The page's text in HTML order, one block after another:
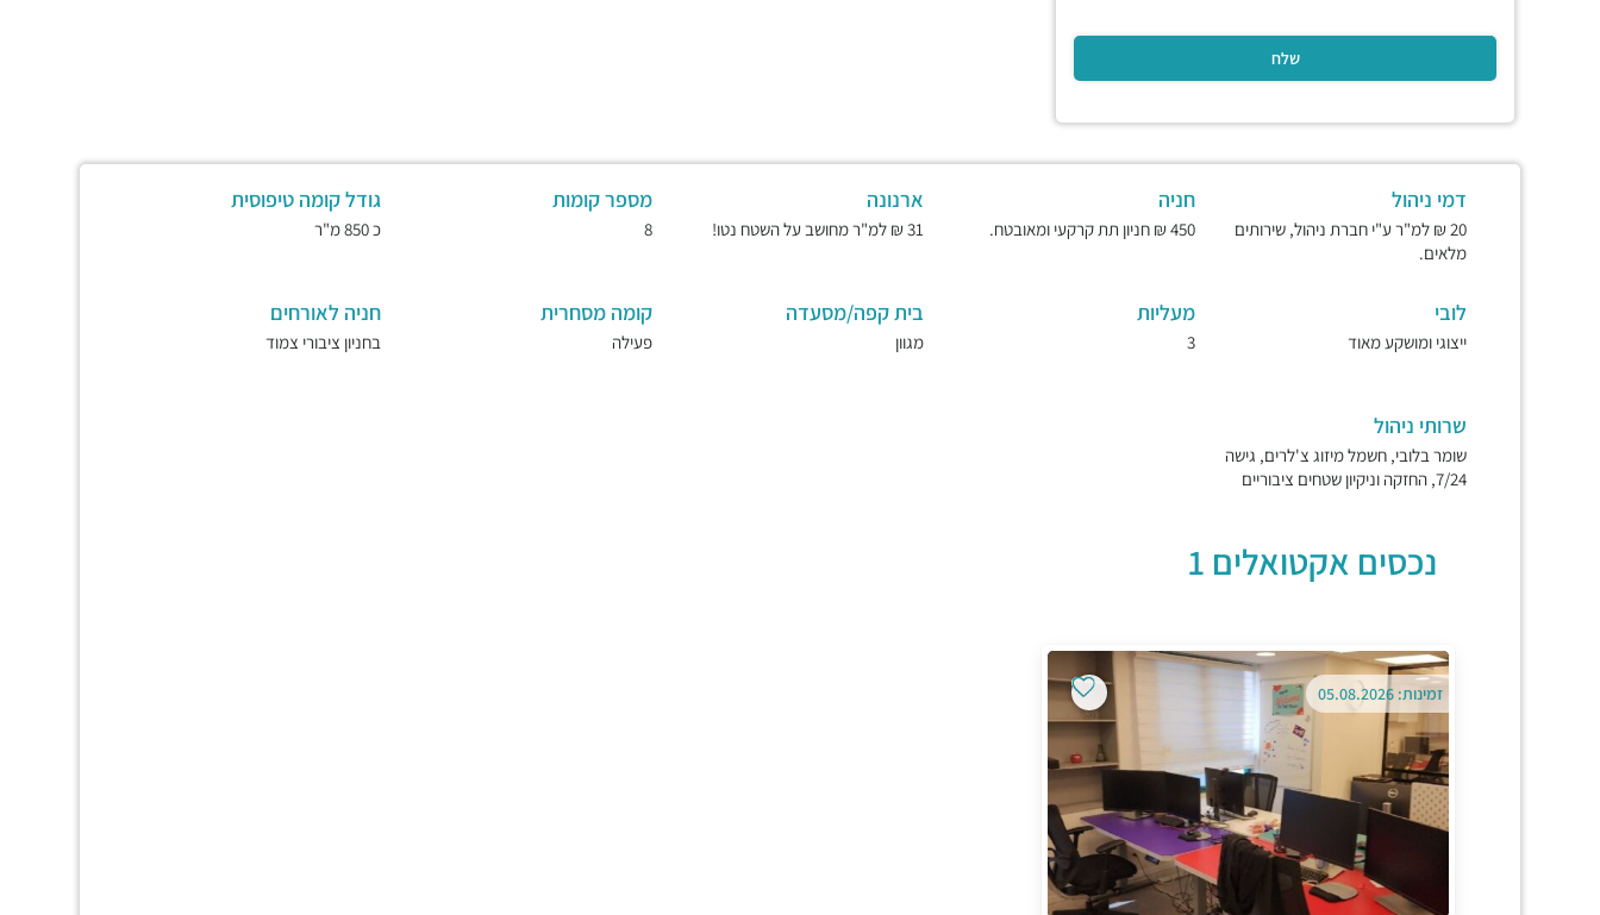
דמי ניהול
20 ₪ למ"ר ע"י חברת ניהול, שירותים
מלאים.
חניה
450 ₪ חניון תת קרקעי ומאובטח.
ארנונה
31 ₪ למ"ר מחושב על השטח נטו!
מספר קומות
8
גודל קומה טיפוסית
כ 850 מ"ר
לובי
ייצוגי ומושקע מאוד
מעליות
3
בית קפה/מסעדה
מגוון
קומה מסחרית
פעילה
חניה לאורחים
בחניון ציבורי צמוד
שרותי ניהול
שומר בלובי, חשמל מיזוג צ'לרים, גישה
7/24, החזקה וניקיון שטחים ציבוריים
נכסים אקטואלים 1
זמינות: 05.08.2026